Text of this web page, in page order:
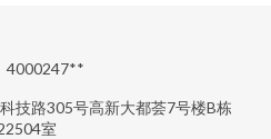
4000247**
技路305号高新大都荟7号楼B栋
室